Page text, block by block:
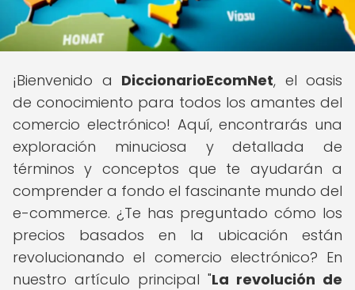
¡Bienvenido a DiccionarioEcomNet, el oasis
de conocimiento para todos los amantes del
comercio electrónico! Aquí, encontrarás una
exploración minuciosa y detallada de
términos y conceptos que te ayudarán a
comprender a fondo el fascinante mundo del
e-commerce. ¿Te has preguntado cómo los
precios basados en la ubicación están
revolucionando el comercio electrónico? En
nuestro artículo principal "La revolución de